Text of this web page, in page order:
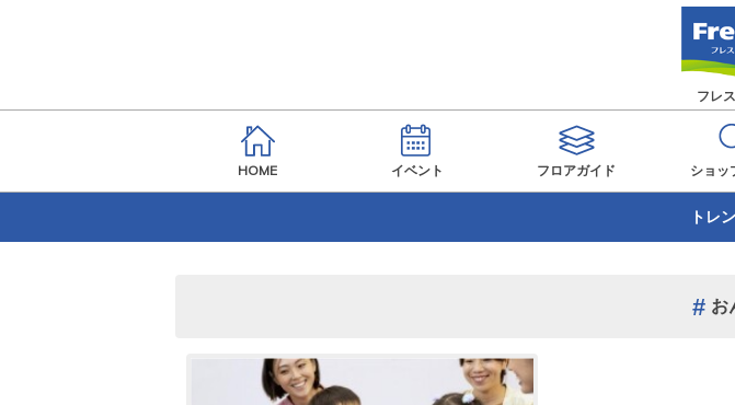
フレ
HOME イベント フロアガイド ショッ
トレ
お